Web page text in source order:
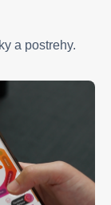
a postrehy.